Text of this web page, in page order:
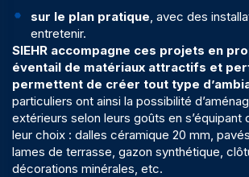
sur le plan pratique, avec des
entretenir.
SIEHR accompagne ces projets en
éventail de matériaux attractifs et
permettent de créer tout type
particuliers ont ainsi la possibilité
extérieurs selon leurs goûts en s’équipant
leur choix : dalles céramique 20 mm,
lames de terrasse, gazon synthétique,
décorations minérales, etc.